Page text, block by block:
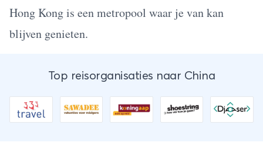
Hong Kong is een metropool waar je van kan
blijven genieten.
Top reisorganisaties naar China